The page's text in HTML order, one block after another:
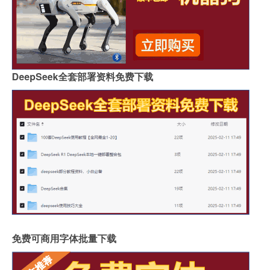
DeepSeek全套部署资料免费下载
免费可商用字体批量下载